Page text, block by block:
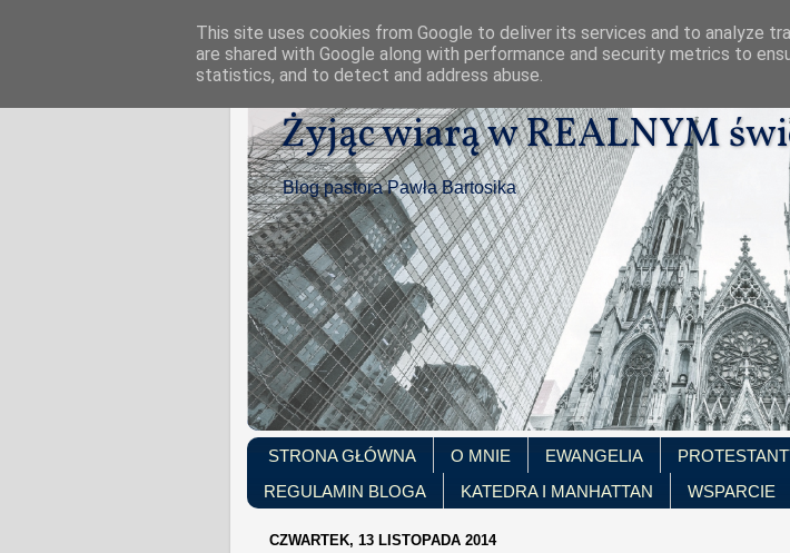
Żyjąc wiarą w REALNYM
Blog pastora Pawła Bartosika
STRONA GŁÓWNA O MNIE EWANGELIA
REGULAMIN BLOGA
KATEDRA I MANHATTAN WSPARCIE
CZWARTEK, 13 LISTOPADA 2014
This site uses cookies from Google to deliver its services and to analyze
are shared with Google along with performance and security metrics to
statistics, and to detect and address abuse.